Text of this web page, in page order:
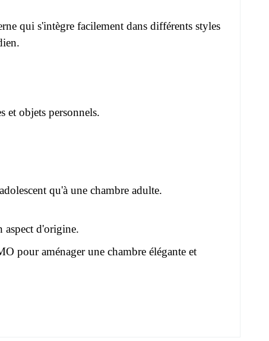
qui s'intègre facilement dans différents styles
et objets personnels.
qu'à une chambre adulte.
d'origine.
pour aménager une chambre élégante et